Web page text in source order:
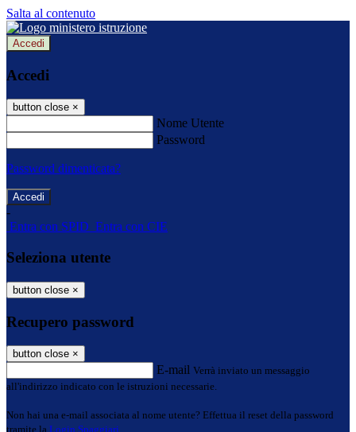
Salta al contenuto
Accedi
Accedi
button close ×
Nome Utente
Password
Password dimenticata?
-
Entra con SPID Entra con CIE
Seleziona utente
button close ×
Recupero password
button close ×
E-mail Verrà inviato un messaggio
all'indirizzo indicato con le istruzioni necessarie.
Non hai una e-mail associata al nome utente? Effettua il reset della password
tramite la Login Spaggiari